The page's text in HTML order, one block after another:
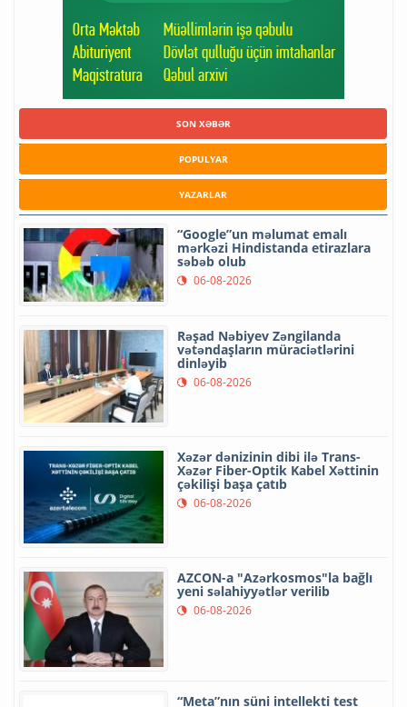
SON XƏBƏR
POPULYAR
YAZARLAR
“Google”un məlumat emalı
mərkəzi Hindistanda etirazlara
səbəb olub
06-08-2026
Rəşad Nəbiyev Zəngilanda
vətəndaşların müraciətlərini
dinləyib
06-08-2026
Xəzər dənizinin dibi ilə Trans-
Xəzər Fiber-Optik Kabel Xəttinin
çəkilişi başa çatıb
06-08-2026
AZCON-a "Azərkosmos"la bağlı
yeni səlahiyyətlər verilib
06-08-2026
“Meta”nın süni intellekti test